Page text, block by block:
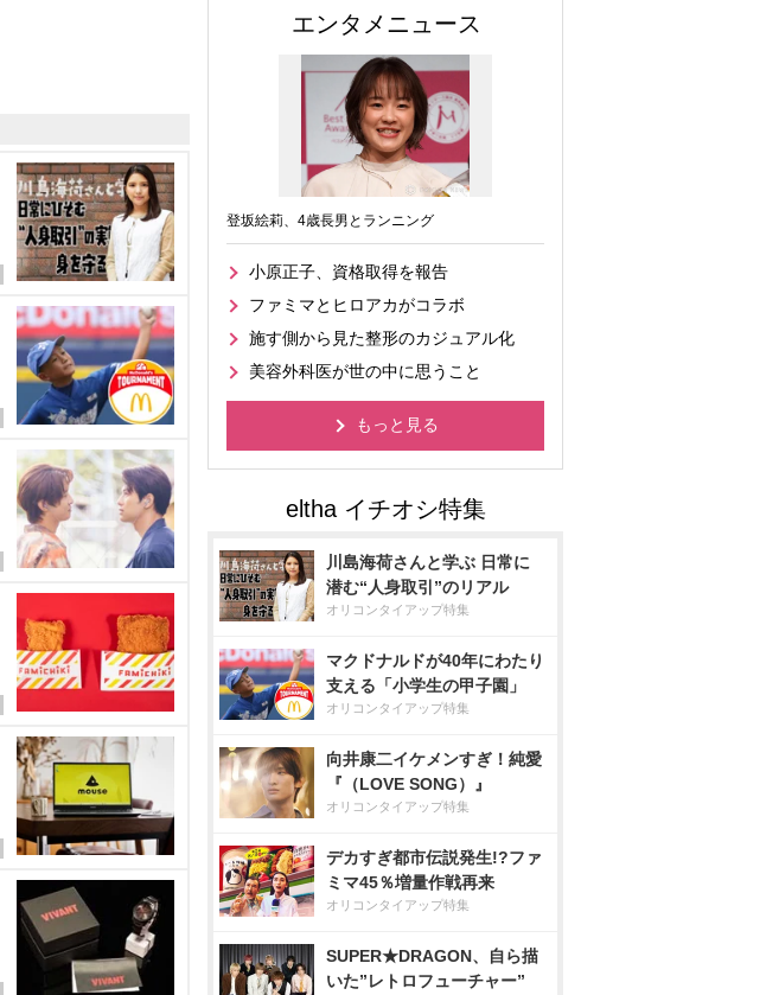
エンタメニュース
登坂絵莉、4歳長男とランニング
小原正子、資格取得を報告
ファミマとヒロアカがコラボ
施す側から見た整形のカジュアル化
美容外科医が世の中に思うこと
もっと見る
川島海荷さんと学ぶ 日常に
潜む“人身取引”のリアル
オリコンタイアップ特集
マクドナルドが40年にわたり
支える「小学生の甲子園」
オリコンタイアップ特集
向井康二イケメンすぎ！純愛
『（LOVE SONG）』
オリコンタイアップ特集
デカすぎ都市伝説発生!?ファ
ミマ45％増量作戦再来
オリコンタイアップ特集
SUPER★DRAGON、自ら描
いた”レトロフューチャー”